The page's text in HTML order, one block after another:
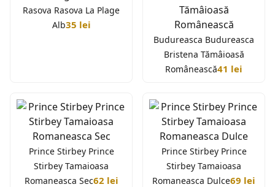
Rasova Rasova La Plage
Alb35 lei
Budureasca Budureasca
Bristena Tămâioasă
Românească41 lei
Prince Stirbey Prince
Stirbey Tamaioasa
Romaneasca Sec62 lei
Prince Stirbey Prince
Stirbey Tamaioasa
Romaneasca Dulce69 lei